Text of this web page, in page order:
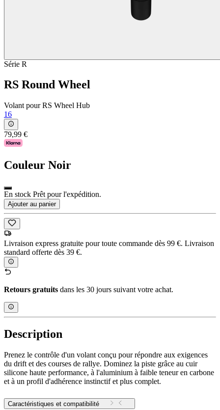
Série R
RS Round Wheel
Volant pour RS Wheel Hub
16
79,99 €
Couleur Noir
En stock Prêt pour l'expédition.
Ajouter au panier
Livraison express gratuite pour toute commande dès 99 €. Livraison
standard offerte dès 39 €.
Retours gratuits dans les 30 jours suivant votre achat.
Description
Prenez le contrôle d'un volant conçu pour répondre aux exigences
du drift et des courses de rallye. Dominez la piste grâce au cuir
silicone haute performance, à l'aluminium à faible teneur en carbone
et à un profil d'adhérence instinctif et plus complet.
Caractéristiques et compatibilité